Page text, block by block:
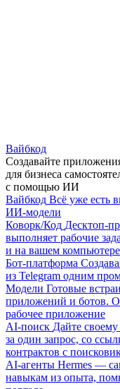
Вайбкод
Создавайте
для бизнеса
с помощью ИИ
Вайбкод Всё уже есть
ИИ-модели
Коворк/Код Десктоп-
выполняет рабочие
и на вашем компьютере
Бот-платформа
из Telegram одним
Модели Готовые
приложений и ботов.
рабочее приложение
AI-поиск Дайте
за один запрос, со
контрактов с
AI-агенты Hermes —
навыкам из опыта,